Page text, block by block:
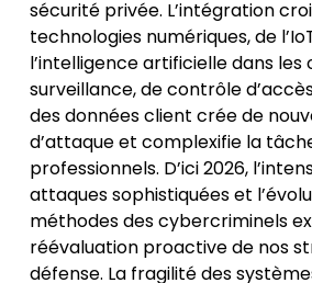
sécurité privée. L’intégration
technologies numériques, de
l’intelligence artificielle dans
surveillance, de contrôle
des données client crée de
d’attaque et complexifie la
professionnels. D’ici 2026,
attaques sophistiquées et
méthodes des cybercriminels
réévaluation proactive de nos
défense. La fragilité des